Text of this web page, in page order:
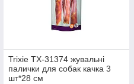
Trixie TX-31374 жувальні
палички для собак качка 3
шт*28 см